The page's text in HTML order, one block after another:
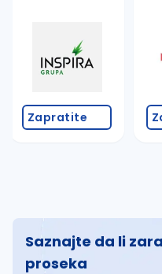
Zapratite
Saznajte da li
proseka